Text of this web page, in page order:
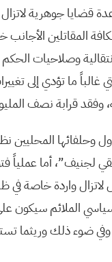
قضايا جوهرية
المقاتلين
وصلاحيات
ما تؤدي إلى
قرابة نصف
وحلفائها المحليين
لجنيف”، أما عملياً
واردة خاصة في
الملائم سيكون
ضوء ذلك وريثما